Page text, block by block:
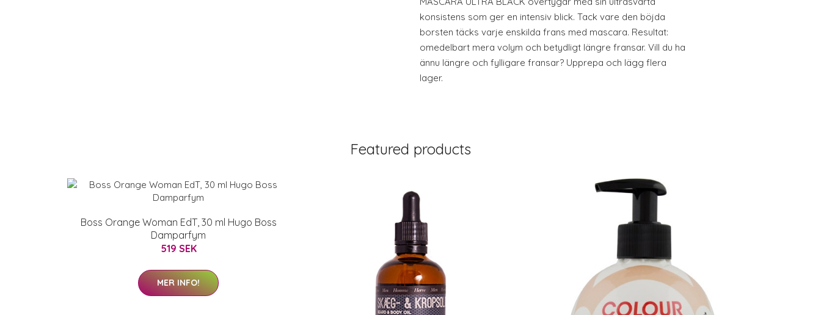
konsistens som ger en intensiv blick. Tack vare den böjda
borsten täcks varje enskilda frans med mascara. Resultat:
omedelbart mera volym och betydligt längre fransar. Vill du ha
ännu längre och fylligare fransar? Upprepa och lägg flera
lager.
Featured products
Boss Orange Woman EdT, 30 ml Hugo Boss
Damparfym
519 SEK
MER INFO!